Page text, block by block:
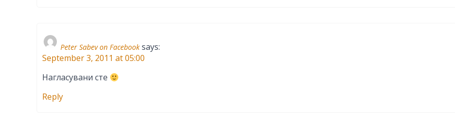
Peter Sabev on Facebook says:
September 3, 2011 at 05:00
Нагласувани сте
Reply